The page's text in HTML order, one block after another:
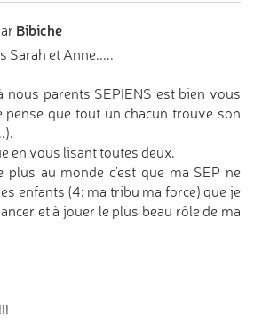
Bibiche
Sarah et Anne.....
parents SEPIENS est bien vous
pense que tout un chacun trouve son
en vous lisant toutes deux.
plus au monde c'est que ma SEP ne
enfants (4: ma tribu ma force) que je
et à jouer le plus beau rôle de ma